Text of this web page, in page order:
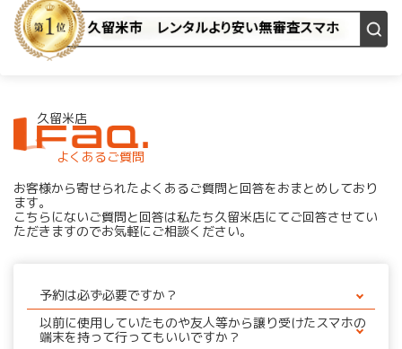
久留米店
よくあるご質問
お客様から寄せられたよくあるご質問と回答をおまとめしており
ます。
こちらにないご質問と回答は私たち久留米店にてご回答させてい
ただきますのでお気軽にご相談ください。
予約は必ず必要ですか？
ご来店ご希望のお客様へは以下のことから「予約制」の
かたちをとっております。
・接客中の際は終わり次第ご案内となりますので、お時
以前に使用していたものや友人等から譲り受けたスマホの
端末を持って行ってもいいですか？